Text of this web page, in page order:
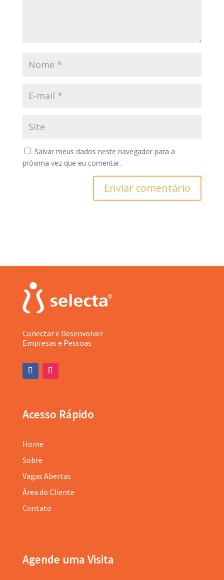
Salvar meus dados neste navegador para a
próxima vez que eu comentar.
Enviar comentário
Conectar e Desenvolver
Empresas e Pessoas
Acesso Rápido
Home
Sobre
Vagas Abertas
Área do Cliente
Contato
Agende uma Visita